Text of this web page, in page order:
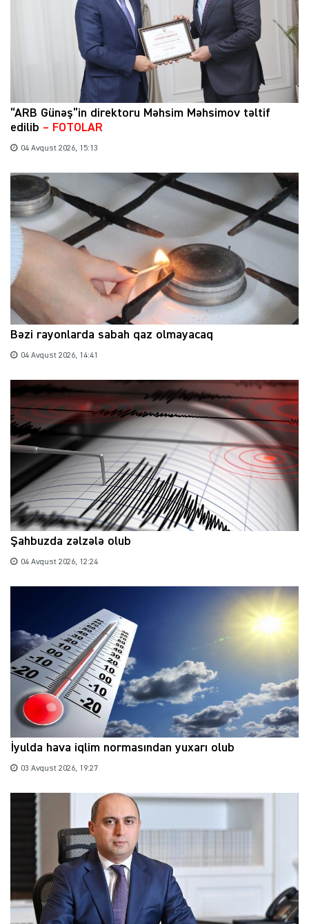
“ARB Günəş”in direktoru Məhsim Məhsimov təltif
edilib – FOTOLAR
04 Avqust 2026, 15:13
Bəzi rayonlarda sabah qaz olmayacaq
04 Avqust 2026, 14:41
Şahbuzda zəlzələ olub
04 Avqust 2026, 12:24
İyulda hava iqlim normasından yuxarı olub
03 Avqust 2026, 19:27